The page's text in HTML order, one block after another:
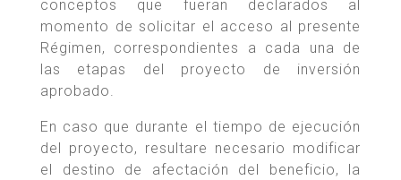
conceptos que fueran declarados al
momento de solicitar el acceso al presente
Régimen, correspondientes a cada una de
las etapas del proyecto de inversión
aprobado.
En caso que durante el tiempo de ejecución
del proyecto, resultare necesario modificar
el destino de afectación del beneficio, la